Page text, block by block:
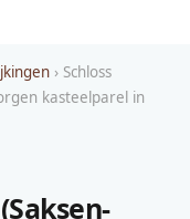
› Schloss
kasteelparel in